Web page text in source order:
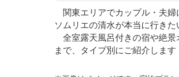
関東エリアでカップル・夫婦
ソムリエの清水が本当に行きた
全室露天風呂付きの宿や絶景
まで、タイプ別にご紹介します